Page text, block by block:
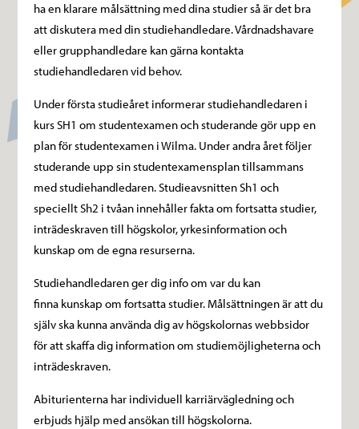
ha en klarare målsättning med dina studier så är det bra
att diskutera med din studiehandledare. Vårdnadshavare
eller grupphandledare kan gärna kontakta
studiehandledaren vid behov.
Under första studieåret informerar studiehandledaren i
kurs SH1 om studentexamen och studerande gör upp en
plan för studentexamen i Wilma. Under andra året följer
studerande upp sin studentexamensplan tillsammans
med studiehandledaren. Studieavsnitten Sh1 och
speciellt Sh2 i tvåan innehåller fakta om fortsatta studier,
inträdeskraven till högskolor, yrkesinformation och
kunskap om de egna resurserna.
Studiehandledaren ger dig info om var du kan
finna kunskap om fortsatta studier. Målsättningen är att du
själv ska kunna använda dig av högskolornas webbsidor
för att skaffa dig information om studiemöjligheterna och
inträdeskraven.
Abiturienterna har individuell karriärvägledning och
erbjuds hjälp med ansökan till högskolorna.